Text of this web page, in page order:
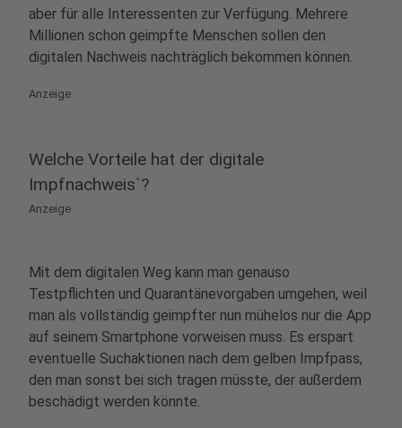
aber für alle Interessenten zur Verfügung. Mehrere
Millionen schon geimpfte Menschen sollen den
digitalen Nachweis nachträglich bekommen können.
Anzeige
Welche Vorteile hat der digitale
Impfnachweis`?
Anzeige
Mit dem digitalen Weg kann man genauso
Testpflichten und Quarantänevorgaben umgehen, weil
man als vollständig geimpfter nun mühelos nur die App
auf seinem Smartphone vorweisen muss. Es erspart
eventuelle Suchaktionen nach dem gelben Impfpass,
den man sonst bei sich tragen müsste, der außerdem
beschädigt werden könnte.